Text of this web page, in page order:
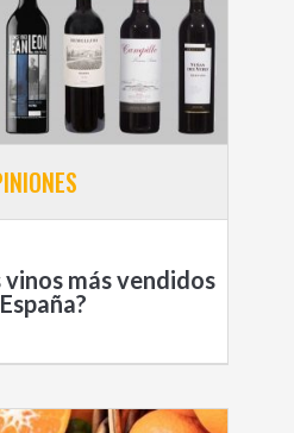
vinos más vendidos